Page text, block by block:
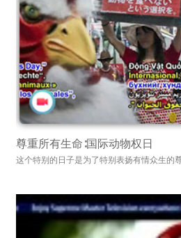
尊重所有生命∶国际动物权日
这个特别的日子是为了特别表扬有情众生的